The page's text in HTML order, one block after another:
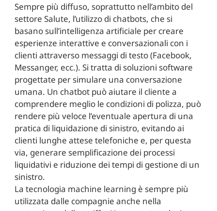
Sempre più diffuso, soprattutto nell’ambito del
settore Salute, l’utilizzo di chatbots, che si
basano sull’intelligenza artificiale per creare
esperienze interattive e conversazionali con i
clienti attraverso messaggi di testo (Facebook,
Messanger, ecc.). Si tratta di soluzioni software
progettate per simulare una conversazione
umana. Un chatbot può aiutare il cliente a
comprendere meglio le condizioni di polizza, può
rendere più veloce l’eventuale apertura di una
pratica di liquidazione di sinistro, evitando ai
clienti lunghe attese telefoniche e, per questa
via, generare semplificazione dei processi
liquidativi e riduzione dei tempi di gestione di un
sinistro.
La tecnologia machine learning è sempre più
utilizzata dalle compagnie anche nella